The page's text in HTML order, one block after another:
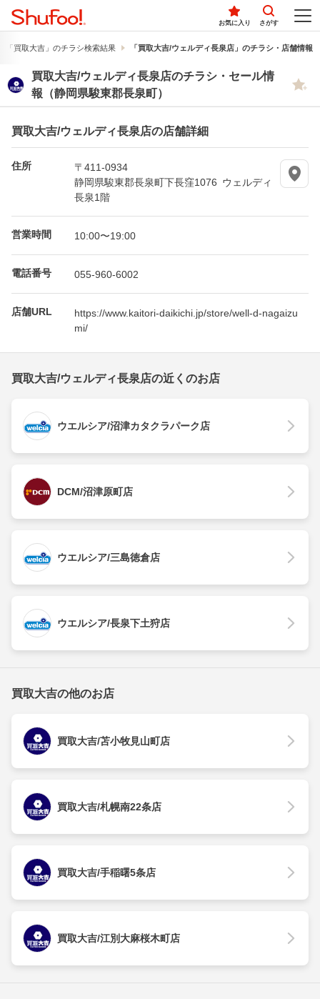
お気に入り さがす
「買取大吉」のチラシ検索結果 「買取大吉/ウェルディ長泉店」のチラシ・店舗情報
買取大吉/ウェルディ長泉店のチラシ・セール情
報（静岡県駿東郡長泉町）
買取大吉/ウェルディ長泉店の店舗詳細
住所
〒411-0934
静岡県駿東郡長泉町下長窪1076 ウェルディ
長泉1階
営業時間 10:00〜19:00
電話番号 055-960-6002
店舗URL
https://www.kaitori-daikichi.jp/store/well-d-nagaizu
mi/
買取大吉/ウェルディ長泉店の近くのお店
ウエルシア/沼津カタクラパーク店
DCM/沼津原町店
ウエルシア/三島徳倉店
ウエルシア/長泉下土狩店
買取大吉の他のお店
買取大吉/苫小牧見山町店
買取大吉/札幌南22条店
買取大吉/手稲曙5条店
買取大吉/江別大麻桜木町店